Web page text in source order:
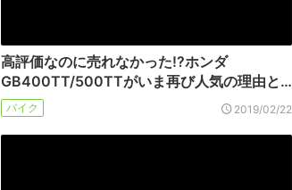
高評価なのに売れなかった!?ホンダ
GB400TT/500TTがいま再び人気の理由と…
バイク 2019/02/22